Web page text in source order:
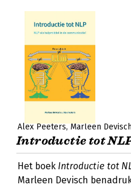
Alex Peeters Marleen Devisch
Introductie tot
Het boek Introductie tot
Marleen Devisch